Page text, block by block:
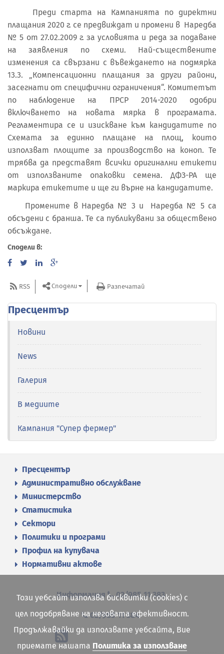
Преди старта на Кампанията по директни
плащания 2020 г. се предвиждат и промени в Наредба
№ 5 от 27.02.2009 г. за условията и реда за подаване
на заявления по схеми. Най-съществените
изменения са свързани с въвеждането на подмярка
13.3. „Компенсационни плащания за други райони,
засегнати от специфични ограничения“. Комитетът
по наблюдение на ПРСР 2014-2020 одобри
включването на новата мярка в програмата.
Регламентира се и изискване към кандидатите по
Схемата за единно плащане на площ, които
използват площите за производство на коноп. Те
трябва да представят всички оригинални етикети
от използваните опаковки семена. ДФЗ-РА ще
маркира етикетите и ще ги върне на кандидатите.
Промените в Наредба № 3 и Наредба № 5 са
обсъдени с бранша. Те са публикувани за обществено
обсъждане.
Сподели в:
RSS Сподели Разпечатай
Пресцентър
Новини
News
Галерия
В медиите
Кампания "Супер фермер"
Пресцентър
Административно обслужване
Министерство
Статистика
Сектори
Политики и програми
Профил на купувача
Нормативни актове
Информация 02/985 11 383
02/985 11 384
Този уебсайт използва бисквитки (cookies) с
цел подобряване на неговата ефективност.
Продължавайки да използвате уебсайта, Вие
приемате нашата Политика за използване